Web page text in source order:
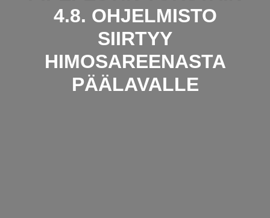
4.8. OHJELMISTO
SIIRTYY
HIMOSAREENASTA
PÄÄLAVALLE